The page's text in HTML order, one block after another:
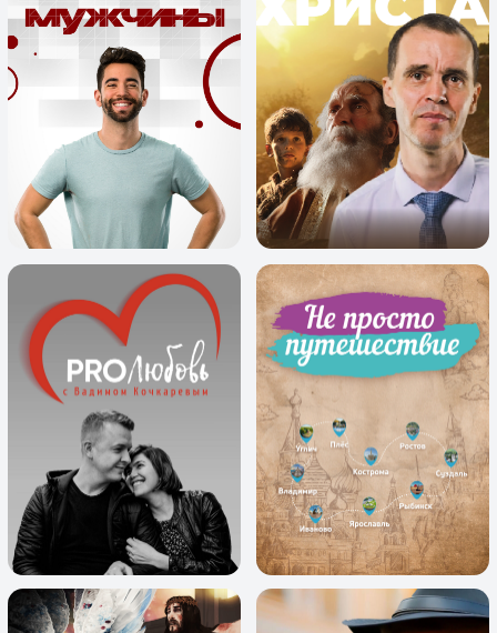
Семейные:
Суть мужчины
О чем говорят женщины